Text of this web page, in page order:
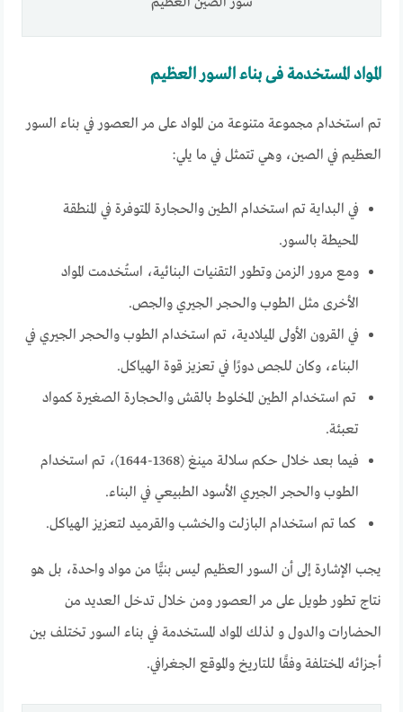
المواد المستخدمة فى بناء السور العظيم
تم استخدام مجموعة متنوعة من المواد على مر العصور في بناء السور
العظيم في الصين، وهي تتمثل في ما يلي:
في البداية تم استخدام الطين والحجارة المتوفرة في المنطقة
المحيطة بالسور.
ومع مرور الزمن وتطور التقنيات البنائية، استُخدمت المواد
الأخرى مثل الطوب والحجر الجيري والجص.
في القرون الأولى الميلادية، تم استخدام الطوب والحجر الجيري في
البناء، وكان للجص دورًا في تعزيز قوة الهياكل.
تم استخدام الطين المخلوط بالقش والحجارة الصغيرة كمواد
تعبئة.
فيما بعد خلال حكم سلالة مينغ (1368-1644)، تم استخدام
الطوب والحجر الجيري الأسود الطبيعي في البناء.
كما تم استخدام البازلت والخشب والقرميد لتعزيز الهياكل.
يجب الإشارة إلى أن السور العظيم ليس بنيًّا من مواد واحدة، بل هو
نتاج تطور طويل على مر العصور ومن خلال تدخل العديد من
الحضارات والدول و لذلك المواد المستخدمة في بناء السور تختلف بين
أجزائه المختلفة وفقًا للتاريخ والموقع الجغرافي.